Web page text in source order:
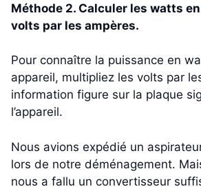
Méthode 2. Calculer les watts
volts par les ampères.
Pour connaître la puissance en
appareil, multipliez les volts par
information figure sur la plaque
l’appareil.
Nous avions expédié un
lors de notre déménagement.
nous a fallu un convertisseur